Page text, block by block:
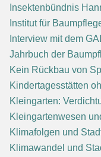
Insektenbündnis
Institut für
Interview mit dem
Jahrbuch der
Kein Rückbau von
Kindertagesstätten
Kleingarten:
Kleingartenwesen
Klimafolgen und
Klimawandel und